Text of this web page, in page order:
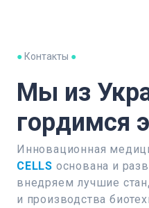
● Контакты ●
Мы из
гордимся
Инновационная
CELLS основана и
внедряем лучшие
и производства